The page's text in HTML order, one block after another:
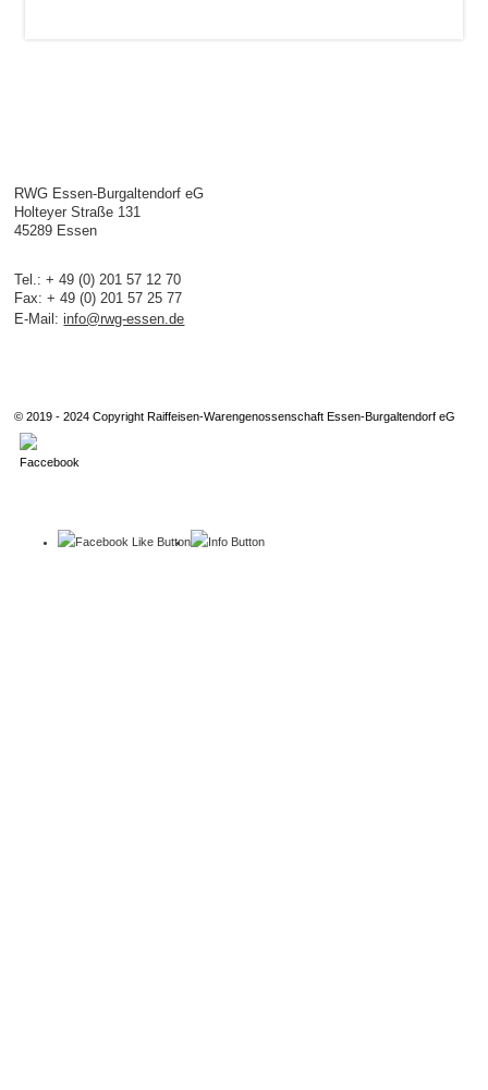
RWG Essen-Burgaltendorf eG
Holteyer Straße 131
45289 Essen
Tel.: + 49 (0) 201 57 12 70
Fax: + 49 (0) 201 57 25 77
E-Mail:info@rwg-essen.de
© 2019 - 2024 Copyright Raiffeisen-Warengenossenschaft Essen-Burgaltendorf eG